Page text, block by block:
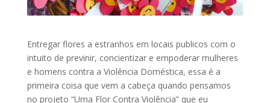
Entregar flores a estranhos em locais publicos com o
intuito de previnir, concientizar e empoderar mulheres
e homens contra a Violência Doméstica, essa é a
primeira coisa que vem a cabeça quando pensamos
no projeto “Uma Flor Contra Violência” que eu